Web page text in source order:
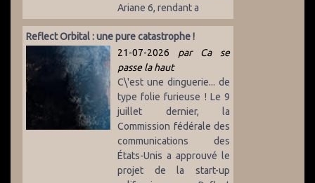
Ariane 6, rendant a
Reflect Orbital : une pure catastrophe !
21-07-2026 par Ca se
passe la haut
C\'est une dinguerie... de
type folie furieuse ! Le 9
juillet dernier, la
Commission fédérale des
communications des
États-Unis a approuvé le
projet de la start-up